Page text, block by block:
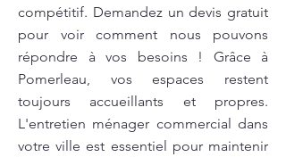
compétitif. Demandez un devis gratuit
pour voir comment nous pouvons
répondre à vos besoins ! Grâce à
Pomerleau, vos espaces restent
toujours accueillants et propres.
L'entretien ménager commercial dans
votre ville est essentiel pour maintenir